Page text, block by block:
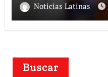
Noticias Latinas
Buscar